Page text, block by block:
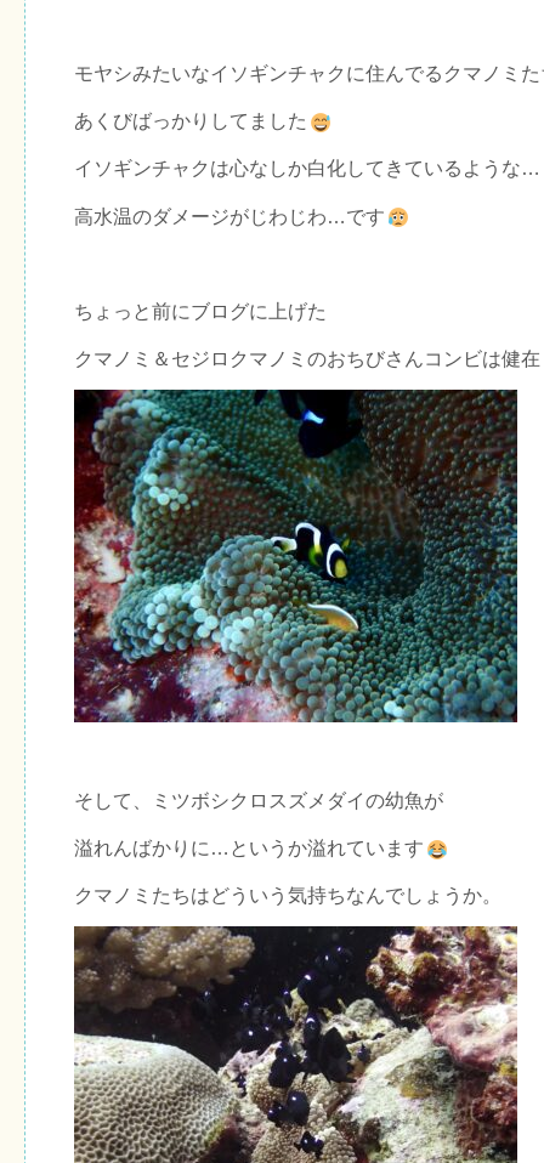
モヤシみたいなイソギンチャクに住んでるクマノミた
あくびばっかりしてました
イソギンチャクは心なしか白化してきているような…
高水温のダメージがじわじわ…です
ちょっと前にブログに上げた
クマノミ＆セジロクマノミのおちびさんコンビは健在
そして、ミツボシクロスズメダイの幼魚が
溢れんばかりに…というか溢れています
クマノミたちはどういう気持ちなんでしょうか。